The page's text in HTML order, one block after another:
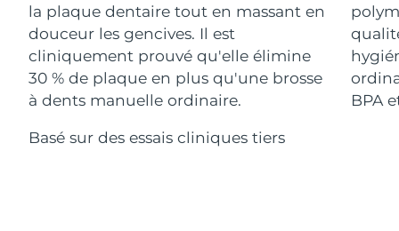
la plaque dentaire tout en massant en
douceur les gencives. Il est
cliniquement prouvé qu'elle élimine
30 % de plaque en plus qu'une brosse
à dents manuelle ordinaire.
Basé sur des essais cliniques tiers
BPA
FOREO APP
À PROPROS
Kazakhstan Livraison estimée 13/8/26
Koweït Livraison estimée 11/8/26
Lettonie Livraison estimée 11/8/26
Liban Livraison estimée